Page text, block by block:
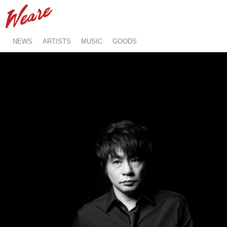
NEWS ARTISTS MUSIC GOODS